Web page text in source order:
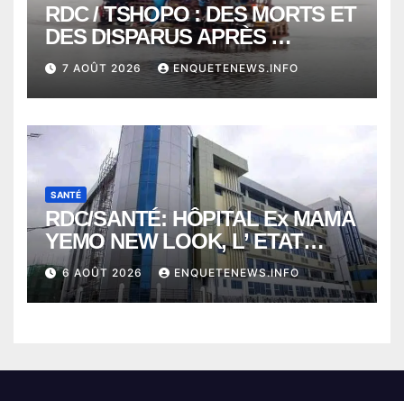
RDC / TSHOPO : DES MORTS ET
DES DISPARUS APRÈS
NAUFRAGE D’UNE BALEINIERE
À QUELQUES KILOMÈTRES DE
KISANGANI
7 AOÛT 2026 ENQUETENEWS.INFO
SANTÉ
RDC/SANTÉ: HÔPITAL Ex MAMA
YEMO NEW LOOK, L’ ETAT
PERD LE CONTROLE
6 AOÛT 2026 ENQUETENEWS.INFO